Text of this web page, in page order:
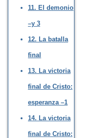
11. El demonio
–y 3
12. La batalla
final
13. La victoria
final de Cristo:
esperanza –1
14. La victoria
final de Cristo: